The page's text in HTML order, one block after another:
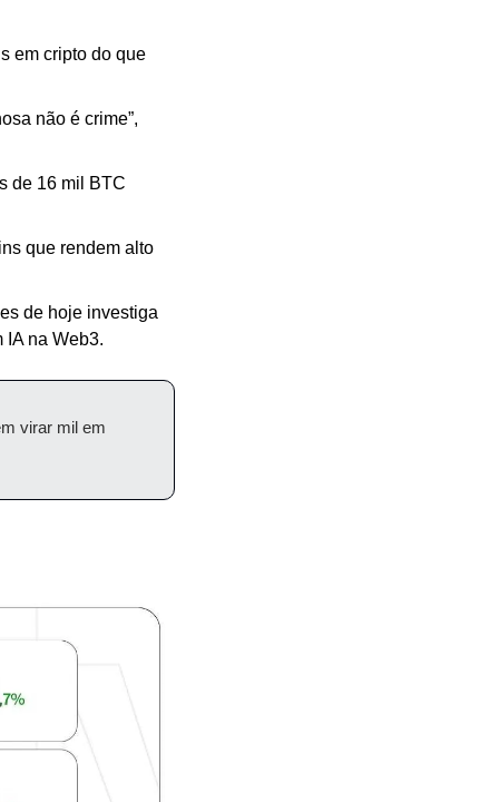
em cripto do que
não é crime”,
de 16 mil BTC
que rendem alto
de hoje investiga
IA na Web3.
virar mil em